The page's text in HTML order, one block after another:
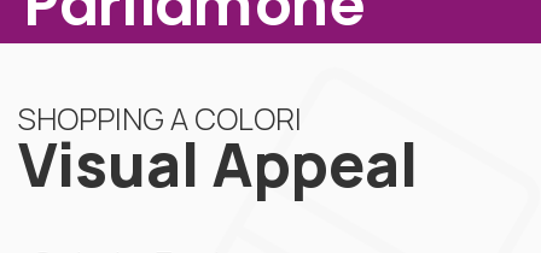
Assistenza Pc
Blog
SHOPPING A COLORI
Visual Appeal